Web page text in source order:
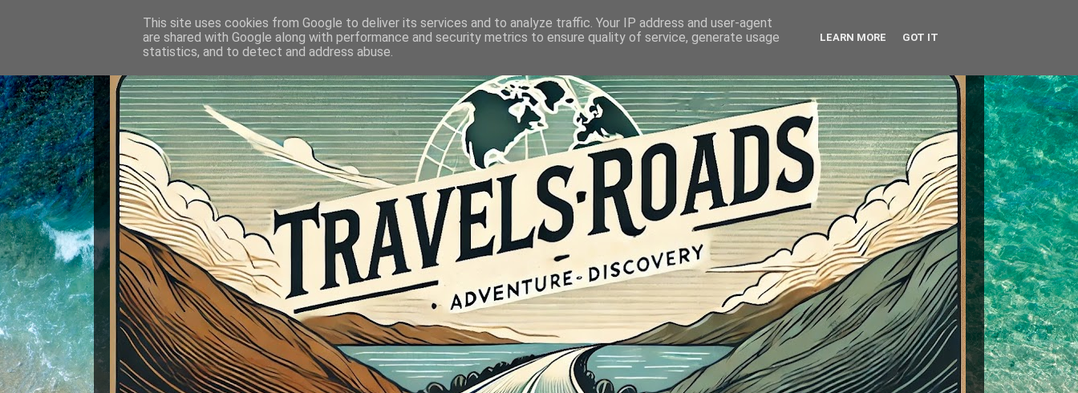
This site uses cookies from Google to deliver its services and to analyze traffic. Your IP address and user-agent
are shared with Google along with performance and security metrics to ensure quality of service, generate usage
statistics, and to detect and address abuse.
LEARN MORE GOT IT